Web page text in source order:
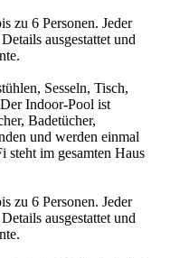
zu 6 Personen. Jeder
ausgestattet und
Sesseln, Tisch,
Indoor-Pool ist
Badetücher,
und werden einmal
steht im gesamten Haus
zu 6 Personen. Jeder
ausgestattet und